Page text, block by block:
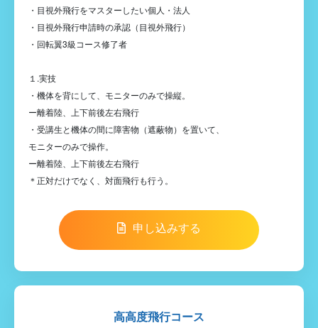
・目視外飛行をマスターしたい個人・法人
・目視外飛行申請時の承認（目視外飛行）
・回転翼3級コース修了者
１.実技
・機体を背にして、モニターのみで操縦。
ー離着陸、上下前後左右飛行
・受講生と機体の間に障害物（遮蔽物）を置いて、
モニターのみで操作。
ー離着陸、上下前後左右飛行
＊正対だけでなく、対面飛行も行う。
申し込みする
高高度飛行コース